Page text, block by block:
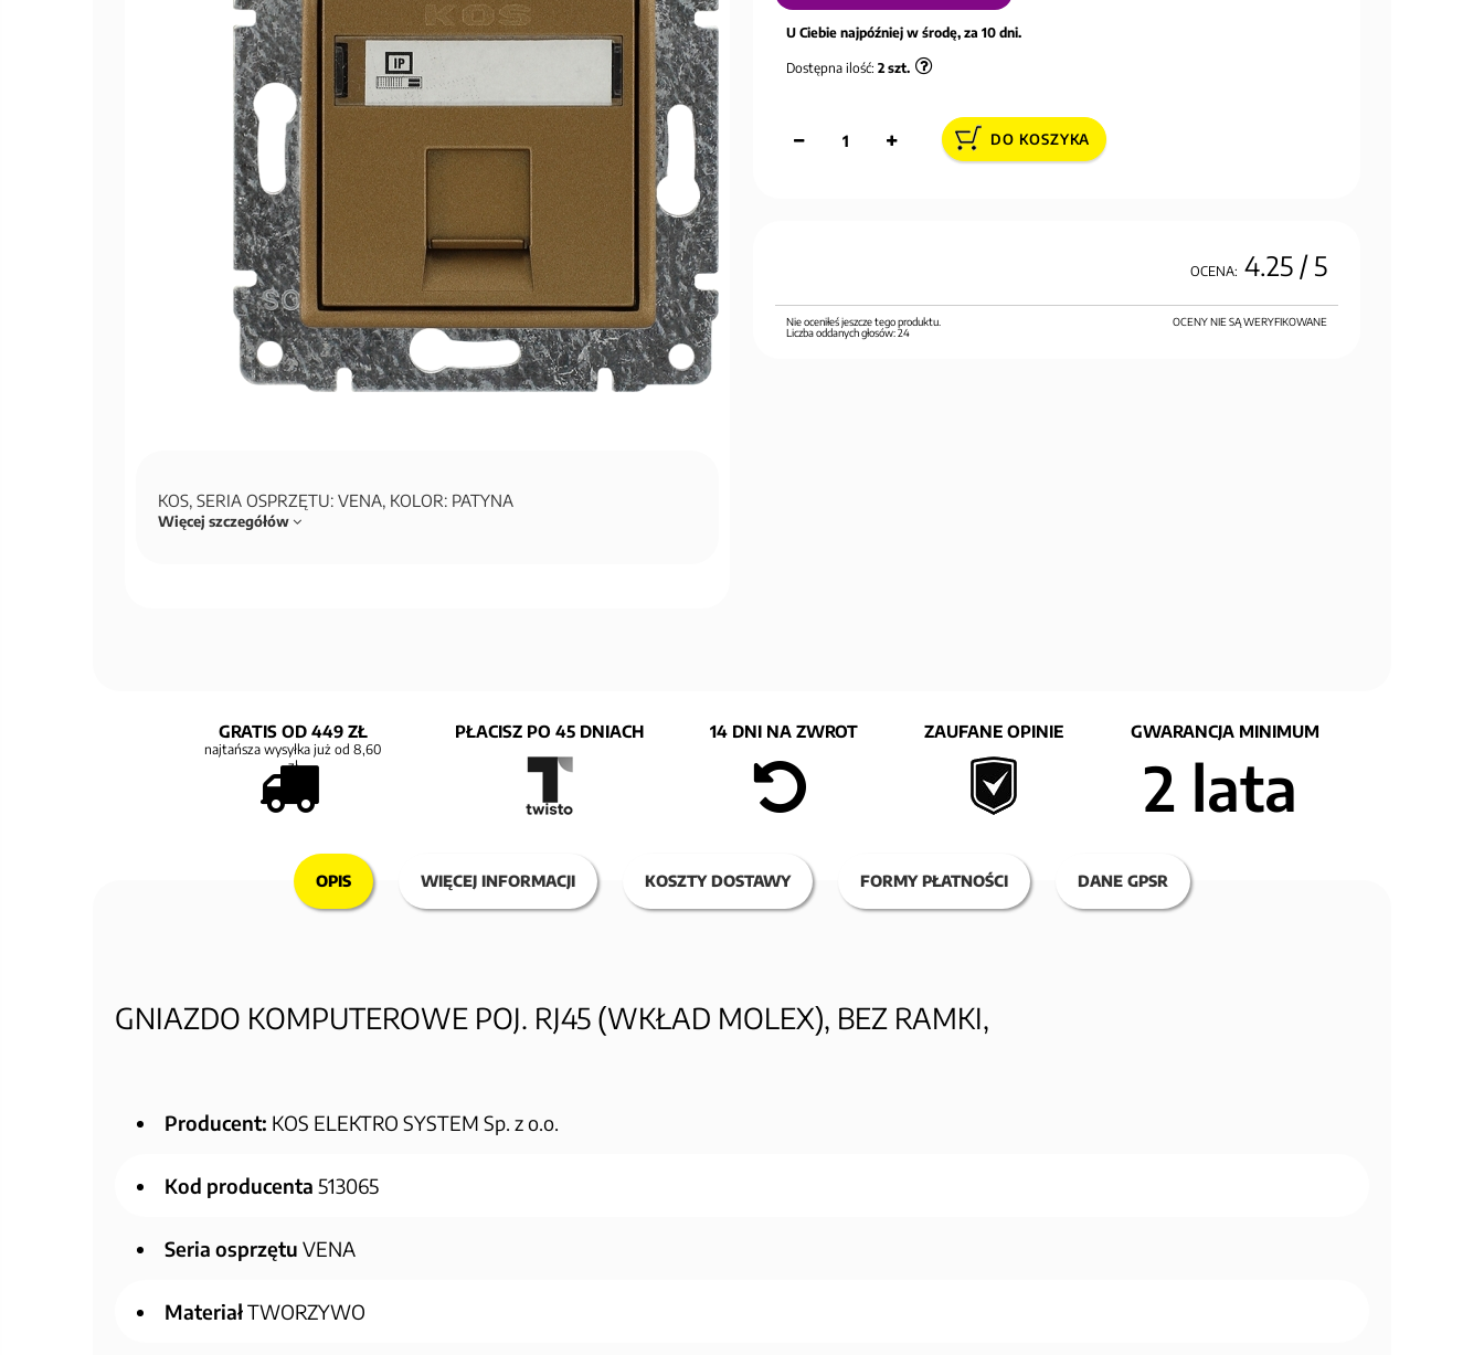
KOS, SERIA OSPRZĘTU: VENA, KOLOR: PATYNA
Więcej szczegółów
U Ciebie najpóźniej w środę, za 10 dni.
Dostępna ilość: 2 szt.
DO KOSZYKA
OCENA: 4.25/ 5
OCENY NIE SĄ WERYFIKOWANE
Nie oceniłeś jeszcze tego produktu.
Liczba oddanych głosów:24
GRATIS OD 449 ZŁ
najtańsza wysyłka już od 8,60
zł
PŁACISZ PO 45 DNIACH 14 DNI NA ZWROT ZAUFANE OPINIE GWARANCJA MINIMUM
2 lata
OPIS WIĘCEJ INFORMACJI KOSZTY DOSTAWY FORMY PŁATNOŚCI DANE GPSR
GNIAZDO KOMPUTEROWE POJ. RJ45 (WKŁAD MOLEX), BEZ RAMKI,
Producent: KOS ELEKTRO SYSTEM Sp. z o.o.
Kod producenta 513065
Seria osprzętu VENA
MateriałTWORZYWO